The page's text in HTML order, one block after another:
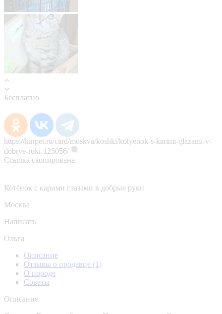
Бесплатно
https://kinpet.ru/card/moskva/koshki/kotyenok-s-karimi-glazami-v-
dobrye-ruki-125056/
Ссылка скопирована
Котёнок с карими глазами в добрые руки
Москва
Написать
Ольга
Описание
Отзывы о продавце (1)
О породе
Советы
Описание